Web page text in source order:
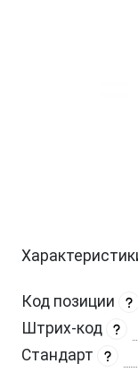
Код позиции
Штрих-код
Стандарт